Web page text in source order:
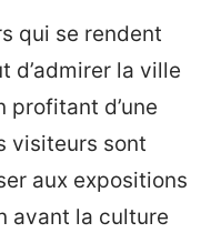
qui se rendent
d’admirer la ville
profitant d’une
visiteurs sont
aux expositions
avant la culture